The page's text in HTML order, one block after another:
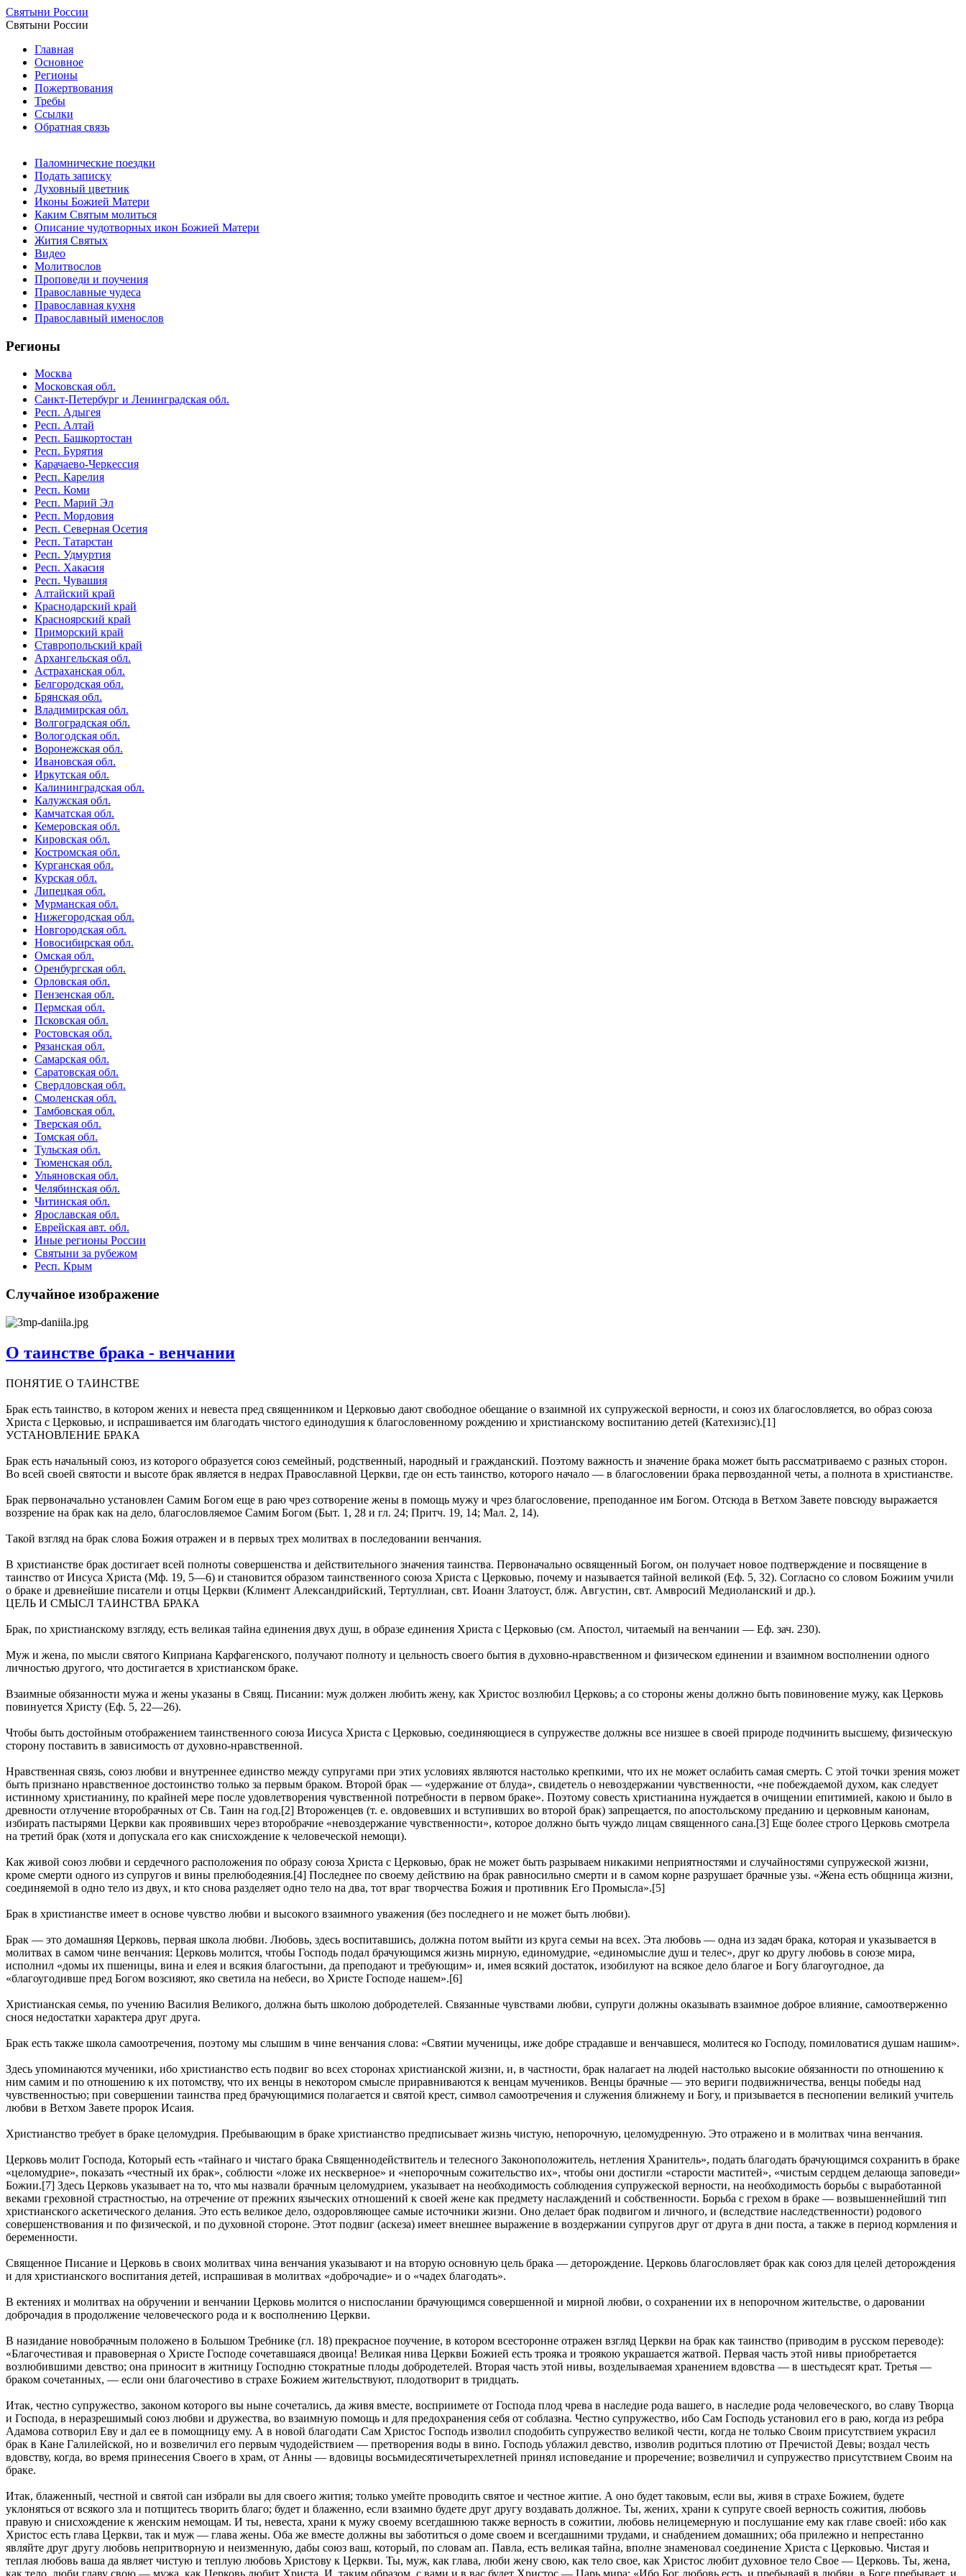
Святыни России
Святыни России
Главная
Основное
Регионы
Пожертвования
Требы
Ссылки
Обратная связь
Паломнические поездки
Подать записку
Духовный цветник
Иконы Божией Матери
Каким Святым молиться
Описание чудотворных икон Божией Матери
Жития Святых
Видео
Молитвослов
Проповеди и поучения
Православные чудеса
Православная кухня
Православный именослов
Регионы
Москва
Московская обл.
Санкт-Петербург и Ленинградская обл.
Респ. Адыгея
Респ. Алтай
Респ. Башкортостан
Респ. Бурятия
Карачаево-Черкессия
Респ. Карелия
Респ. Коми
Респ. Марий Эл
Респ. Мордовия
Респ. Северная Осетия
Респ. Татарстан
Респ. Удмуртия
Респ. Хакасия
Респ. Чувашия
Алтайский край
Краснодарский край
Красноярский край
Приморский край
Ставропольский край
Архангельская обл.
Астраханская обл.
Белгородская обл.
Брянская обл.
Владимирская обл.
Волгоградская обл.
Вологодская обл.
Воронежская обл.
Ивановская обл.
Иркутская обл.
Калининградская обл.
Калужская обл.
Камчатская обл.
Кемеровская обл.
Кировская обл.
Костромская обл.
Курганская обл.
Курская обл.
Липецкая обл.
Мурманская обл.
Нижегородская обл.
Новгородская обл.
Новосибирская обл.
Омская обл.
Оренбургская обл.
Орловская обл.
Пензенская обл.
Пермская обл.
Псковская обл.
Ростовская обл.
Рязанская обл.
Самарская обл.
Саратовская обл.
Свердловская обл.
Смоленская обл.
Тамбовская обл.
Тверская обл.
Томская обл.
Тульская обл.
Тюменская обл.
Ульяновская обл.
Челябинская обл.
Читинская обл.
Ярославская обл.
Еврейская авт. обл.
Иные регионы России
Святыни за рубежом
Респ. Крым
Случайное изображение
О таинстве брака - венчании
ПОНЯТИЕ О ТАИНСТВЕ
Брак есть таинство, в котором жених и невеста пред священником и Церковью дают свободное обещание о взаимной их супружеской верности, и союз их благословляется, во образ союза
Христа с Церковью, и испрашивается им благодать чистого единодушия к благословенному рождению и христианскому воспитанию детей (Катехизис).[1]
УСТАНОВЛЕНИЕ БРАКА
Брак есть начальный союз, из которого образуется союз семейный, родственный, народный и гражданский. Поэтому важность и значение брака может быть рассматриваемо с разных сторон.
Во всей своей святости и высоте брак является в недрах Православной Церкви, где он есть таинство, которого начало — в благословении брака первозданной четы, а полнота в христианстве.
Брак первоначально установлен Самим Богом еще в раю чрез сотворение жены в помощь мужу и чрез благословение, преподанное им Богом. Отсюда в Ветхом Завете повсюду выражается
воззрение на брак как на дело, благословляемое Самим Богом (Быт. 1, 28 и гл. 24; Притч. 19, 14; Мал. 2, 14).
Такой взгляд на брак слова Божия отражен и в первых трех молитвах в последовании венчания.
В христианстве брак достигает всей полноты совершенства и действительного значения таинства. Первоначально освященный Богом, он получает новое подтверждение и посвящение в
таинство от Иисуса Христа (Мф. 19, 5—6) и становится образом таинственного союза Христа с Церковью, почему и называется тайной великой (Еф. 5, 32). Согласно со словом Божиим учили
о браке и древнейшие писатели и отцы Церкви (Климент Александрийский, Тертуллиан, свт. Иоанн Златоуст, блж. Августин, свт. Амвросий Медиоланский и др.).
ЦЕЛЬ И СМЫСЛ ТАИНСТВА БРАКА
Брак, по христианскому взгляду, есть великая тайна единения двух душ, в образе единения Христа с Церковью (см. Апостол, читаемый на венчании — Еф. зач. 230).
Муж и жена, по мысли святого Киприана Карфагенского, получают полноту и цельность своего бытия в духовно-нравственном и физическом единении и взаимном восполнении одного
личностью другого, что достигается в христианском браке.
Взаимные обязанности мужа и жены указаны в Свящ. Писании: муж должен любить жену, как Христос возлюбил Церковь; а со стороны жены должно быть повиновение мужу, как Церковь
повинуется Христу (Еф. 5, 22—26).
Чтобы быть достойным отображением таинственного союза Иисуса Христа с Церковью, соединяющиеся в супружестве должны все низшее в своей природе подчинить высшему, физическую
сторону поставить в зависимость от духовно-нравственной.
Нравственная связь, союз любви и внутреннее единство между супругами при этих условиях являются настолько крепкими, что их не может ослабить самая смерть. С этой точки зрения может
быть признано нравственное достоинство только за первым браком. Второй брак — «удержание от блуда», свидетель о невоздержании чувственности, «не побеждаемой духом, как следует
истинному христианину, по крайней мере после удовлетворения чувственной потребности в первом браке». Поэтому совесть христианина нуждается в очищении епитимией, какою и было в
древности отлучение второбрачных от Св. Таин на год.[2] Второженцев (т. е. овдовевших и вступивших во второй брак) запрещается, по апостольскому преданию и церковным канонам,
избирать пастырями Церкви как проявивших через второбрачие «невоздержание чувственности», которое должно быть чуждо лицам священного сана.[3] Еще более строго Церковь смотрела
на третий брак (хотя и допускала его как снисхождение к человеческой немощи).
Как живой союз любви и сердечного расположения по образу союза Христа с Церковью, брак не может быть разрываем никакими неприятностями и случайностями супружеской жизни,
кроме смерти одного из супругов и вины прелюбодеяния.[4] Последнее по своему действию на брак равносильно смерти и в самом корне разрушает брачные узы. «Жена есть общница жизни,
соединяемой в одно тело из двух, и кто снова разделяет одно тело на два, тот враг творчества Божия и противник Его Промысла».[5]
Брак в христианстве имеет в основе чувство любви и высокого взаимного уважения (без последнего и не может быть любви).
Брак — это домашняя Церковь, первая школа любви. Любовь, здесь воспитавшись, должна потом выйти из круга семьи на всех. Эта любовь — одна из задач брака, которая и указывается в
молитвах в самом чине венчания: Церковь молится, чтобы Господь подал брачующимся жизнь мирную, единомудрие, «единомыслие душ и телес», друг ко другу любовь в союзе мира,
исполнил «домы их пшеницы, вина и елея и всякия благостыни, да преподают и требующим» и, имея всякий достаток, изобилуют на всякое дело благое и Богу благоугодное, да
«благоугодивше пред Богом возсияют, яко светила на небеси, во Христе Господе нашем».[6]
Христианская семья, по учению Василия Великого, должна быть школою добродетелей. Связанные чувствами любви, супруги должны оказывать взаимное доброе влияние, самоотверженно
снося недостатки характера друг друга.
Брак есть также школа самоотречения, поэтому мы слышим в чине венчания слова: «Святии мученицы, иже добре страдавше и венчавшеся, молитеся ко Господу, помиловатися душам нашим».
Здесь упоминаются мученики, ибо христианство есть подвиг во всех сторонах христианской жизни, и, в частности, брак налагает на людей настолько высокие обязанности по отношению к
ним самим и по отношению к их потомству, что их венцы в некотором смысле приравниваются к венцам мучеников. Венцы брачные — это вериги подвижничества, венцы победы над
чувственностью; при совершении таинства пред брачующимися полагается и святой крест, символ самоотречения и служения ближнему и Богу, и призывается в песнопении великий учитель
любви в Ветхом Завете пророк Исаия.
Христианство требует в браке целомудрия. Пребывающим в браке христианство предписывает жизнь чистую, непорочную, целомудренную. Это отражено и в молитвах чина венчания.
Церковь молит Господа, Который есть «тайнаго и чистаго брака Священнодействитель и телесного Законоположитель, нетления Хранитель», подать благодать брачующимся сохранить в браке
«целомудрие», показать «честный их брак», соблюсти «ложе их нескверное» и «непорочным сожительство их», чтобы они достигли «старости маститей», «чистым сердцем делающа заповеди»
Божии.[7] Здесь Церковь указывает на то, что мы назвали брачным целомудрием, указывает на необходимость соблюдения супружеской верности, на необходимость борьбы с выработанной
веками греховной страстностью, на отречение от прежних языческих отношений к своей жене как предмету наслаждений и собственности. Борьба с грехом в браке — возвышеннейший тип
христианского аскетического делания. Это есть великое дело, оздоровляющее самые источники жизни. Оно делает брак подвигом и личного, и (вследствие наследственности) родового
совершенствования и по физической, и по духовной стороне. Этот подвиг (аскеза) имеет внешнее выражение в воздержании супругов друг от друга в дни поста, а также в период кормления и
беременности.
Священное Писание и Церковь в своих молитвах чина венчания указывают и на вторую основную цель брака — деторождение. Церковь благословляет брак как союз для целей деторождения
и для христианского воспитания детей, испрашивая в молитвах «доброчадие» и о «чадех благодать».
В ектениях и молитвах на обручении и венчании Церковь молится о ниспослании брачующимся совершенной и мирной любви, о сохранении их в непорочном жительстве, о даровании
доброчадия в продолжение человеческого рода и к восполнению Церкви.
В назидание новобрачным положено в Большом Требнике (гл. 18) прекрасное поучение, в котором всесторонне отражен взгляд Церкви на брак как таинство (приводим в русском переводе):
«Благочестивая и правоверная о Христе Господе сочетавшаяся двоица! Великая нива Церкви Божией есть трояка и троякою украшается жатвой. Первая часть этой нивы приобретается
возлюбившими девство; она приносит в житницу Господню стократные плоды добродетелей. Вторая часть этой нивы, возделываемая хранением вдовства — в шестьдесят крат. Третья —
браком сочетанных, — если они благочестиво в страхе Божием жительствуют, плодотворит в тридцать.
Итак, честно супружество, законом которого вы ныне сочетались, да живя вместе, восприимете от Господа плод чрева в наследие рода вашего, в наследие рода человеческого, во славу Творца
и Господа, в неразрешимый союз любви и дружества, во взаимную помощь и для предохранения себя от соблазна. Честно супружество, ибо Сам Господь установил его в раю, когда из ребра
Адамова сотворил Еву и дал ее в помощницу ему. А в новой благодати Сам Христос Господь изволил сподобить супружество великой чести, когда не только Своим присутствием украсил
брак в Кане Галилейской, но и возвеличил его первым чудодействием — претворения воды в вино. Господь ублажил девство, изволив родиться плотию от Пречистой Девы; воздал честь
вдовству, когда, во время принесения Своего в храм, от Анны — вдовицы восьмидесятичетырехлетней принял исповедание и проречение; возвеличил и супружество присутствием Своим на
браке.
Итак, блаженный, честной и святой сан избрали вы для своего жития; только умейте проводить святое и честное житие. А оно будет таковым, если вы, живя в страхе Божием, будете
уклоняться от всякого зла и потщитесь творить благо; будет и блаженно, если взаимно будете друг другу воздавать должное. Ты, жених, храни к супруге своей верность сожития, любовь
правую и снисхождение к женским немощам. И ты, невеста, храни к мужу своему всегдашнюю также верность в сожитии, любовь нелицемерную и послушание ему как главе своей: ибо как
Христос есть глава Церкви, так и муж — глава жены. Оба же вместе должны вы заботиться о доме своем и всегдашними трудами, и снабдением домашних; оба прилежно и непрестанно
являйте друг другу любовь непритворную и неизменную, дабы союз ваш, который, по словам ап. Павла, есть великая тайна, вполне знаменовал соединение Христа с Церковью. Чистая и
теплая любовь ваша да являет чистую и теплую любовь Христову к Церкви. Ты, муж, как глава, люби жену свою, как тело свое, как Христос любит духовное тело Свое — Церковь. Ты, жена,
как тело, люби главу свою — мужа, как Церковь любит Христа. И, таким образом, с вами и в вас будет Христос — Царь мира: «Ибо Бог любовь есть, и пребываяй в любви, в Боге пребывает, и